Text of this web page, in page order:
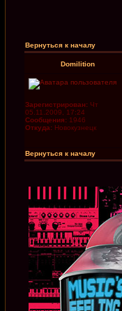
Вернуться к началу
Domilition
Зарегистрирован: Чт
05.11.2009, 17:24
Сообщения: 1946
Откуда: Новокузнецк
Вернуться к началу